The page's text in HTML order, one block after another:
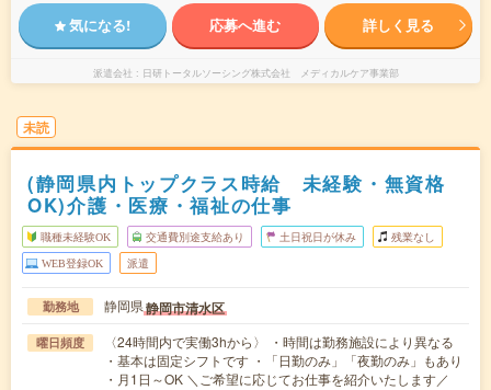
気になる! 応募へ進む 詳しく見る
派遣会社 日研トータルソーシング株式会社 メディカルケア事業部
未読
(静岡県内トップクラス時給 未経験・無資格
OK)介護・医療・福祉の仕事
職種未経験OK 交通費別途支給あり 土日祝日が休み 残業なし
WEB登録OK 派遣
勤務地 静岡県静岡市清水区
曜日頻度
〈24時間内で実働3hから〉 ・時間は勤務施設により異なる
・基本は固定シフトです ・「日勤のみ」「夜勤のみ」もあり
・月1日～OK ＼ご希望に応じてお仕事を紹介いたします／